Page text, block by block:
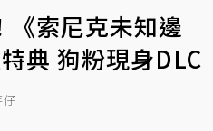
《索尼克未知邊
典 狗粉現身DLC
仔